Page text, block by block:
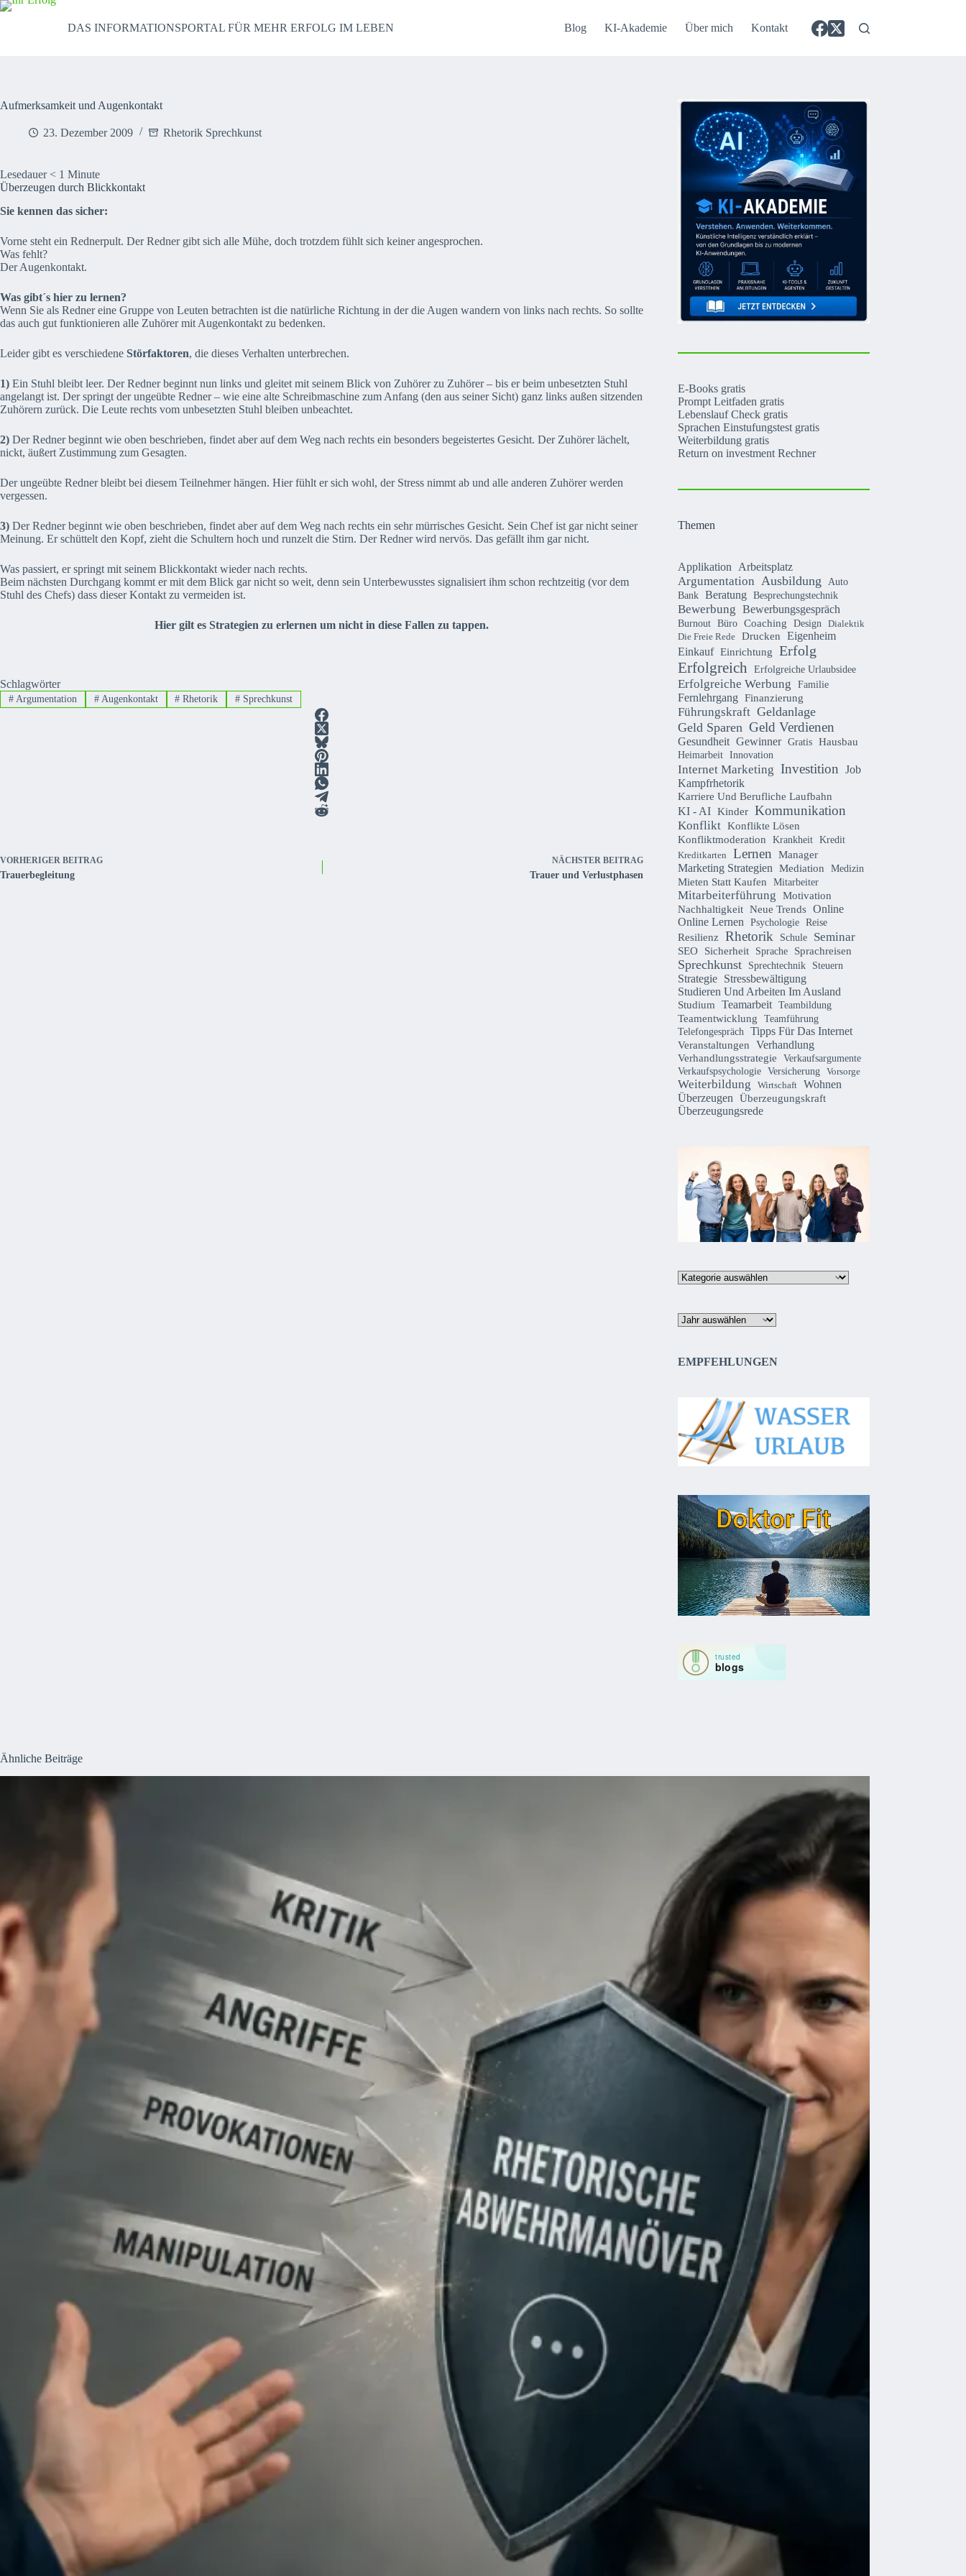
Zum
DAS INFORMATIONSPORTAL FÜR MEHR ERFOLG IM LEBEN Blog KI-Akademie Über mich Kontakt
Aufmerksamkeit und Augenkontakt
23. Dezember 2009 Rhetorik Sprechkunst
Lesedauer < 1 Minute
Überzeugen durch Blickkontakt
Sie kennen das sicher:
Vorne steht ein Rednerpult. Der Redner gibt sich alle Mühe, doch trotzdem fühlt sich keiner angesprochen.
Was fehlt?
Der Augenkontakt.
Was gibt´s hier zu lernen?
Wenn Sie als Redner eine Gruppe von Leuten betrachten ist die natürliche Richtung in der die Augen wandern von links nach rechts. So sollte
das auch gut funktionieren alle Zuhörer mit Augenkontakt zu bedenken.
Leider gibt es verschiedene Störfaktoren, die dieses Verhalten unterbrechen.
1) Ein Stuhl bleibt leer. Der Redner beginnt nun links und gleitet mit seinem Blick von Zuhörer zu Zuhörer – bis er beim unbesetzten Stuhl
angelangt ist. Der springt der ungeübte Redner – wie eine alte Schreibmaschine zum Anfang (den aus seiner Sicht) ganz links außen sitzenden
Zuhörern zurück. Die Leute rechts vom unbesetzten Stuhl bleiben unbeachtet.
2) Der Redner beginnt wie oben beschrieben, findet aber auf dem Weg nach rechts ein besonders begeistertes Gesicht. Der Zuhörer lächelt,
nickt, äußert Zustimmung zum Gesagten.
Der ungeübte Redner bleibt bei diesem Teilnehmer hängen. Hier fühlt er sich wohl, der Stress nimmt ab und alle anderen Zuhörer werden
vergessen.
3) Der Redner beginnt wie oben beschrieben, findet aber auf dem Weg nach rechts ein sehr mürrisches Gesicht. Sein Chef ist gar nicht seiner
Meinung. Er schüttelt den Kopf, zieht die Schultern hoch und runzelt die Stirn. Der Redner wird nervös. Das gefällt ihm gar nicht.
Was passiert, er springt mit seinem Blickkontakt wieder nach rechts.
Beim nächsten Durchgang kommt er mit dem Blick gar nicht so weit, denn sein Unterbewusstes signalisiert ihm schon rechtzeitig (vor dem
Stuhl des Chefs) dass dieser Kontakt zu vermeiden ist.
Hier gilt es Strategien zu erlernen um nicht in diese Fallen zu tappen.
Schlagwörter
#Argumentation #Augenkontakt # Rhetorik # Sprechkunst
VORHERIGER BEITRAG
Trauerbegleitung
NÄCHSTERBEITRAG
Trauer und Verlustphasen
E-Books gratis
Prompt Leitfaden gratis
Lebenslauf Check gratis
Sprachen Einstufungstest gratis
Weiterbildung gratis
Return on investment Rechner
Themen
Applikation Arbeitsplatz
Argumentation Ausbildung Auto
Bank Beratung Besprechungstechnik
Bewerbung Bewerbungsgespräch
Burnout Büro Coaching Design
Dialektik
Die Freie Rede
Drucken
Eigenheim
Einkauf Einrichtung Erfolg
Erfolgreich Erfolgreiche Urlaubsidee
Erfolgreiche Werbung Familie
Fernlehrgang Finanzierung
Führungskraft Geldanlage
Geld Sparen Geld Verdienen
Gesundheit Gewinner Gratis Hausbau
Heimarbeit Innovation
Internet Marketing Investition Job
Kampfrhetorik
Karriere Und Berufliche Laufbahn
KI - AI Kinder Kommunikation
Konflikt Konflikte Lösen
Konfliktmoderation
Krankheit
Kredit
Kreditkarten
Lernen Manager
Marketing Strategien Mediation
Medizin
Mieten Statt Kaufen
Mitarbeiter
Mitarbeiterführung
Motivation
Nachhaltigkeit Neue Trends Online
Online Lernen
Psychologie Reise
Resilienz Rhetorik Schule Seminar
SEO Sicherheit Sprache Sprachreisen
Sprechkunst Sprechtechnik Steuern
Strategie Stressbewältigung
Studieren Und Arbeiten Im Ausland
Studium Teamarbeit Teambildung
Teamentwicklung Teamführung
Telefongespräch Tipps Für Das Internet
Veranstaltungen Verhandlung
Verhandlungsstrategie
Verkaufsargumente
Verkaufspsychologie Versicherung Vorsorge
Weiterbildung Wirtschaft Wohnen
Überzeugen Überzeugungskraft
Überzeugungsrede
Kategorien
Archiv
EMPFEHLUNGEN
Ähnliche Beiträge